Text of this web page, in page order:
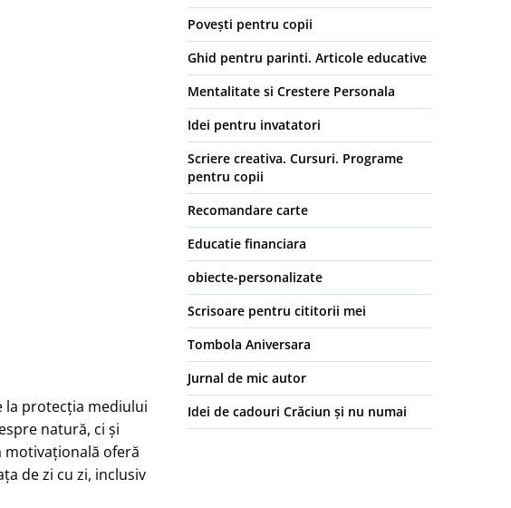
la protecția mediului
natură, ci și
oferă
de zi cu zi, inclusiv
Povești pentru copii
Ghid pentru parinti. Articole educative
Mentalitate si Crestere Personala
Idei pentru invatatori
Scriere creativa. Cursuri. Programe
pentru copii
Recomandare carte
Educatie financiara
obiecte-personalizate
Scrisoare pentru cititorii mei
Tombola Aniversara
Jurnal de mic autor
Idei de cadouri Crăciun și nu numai